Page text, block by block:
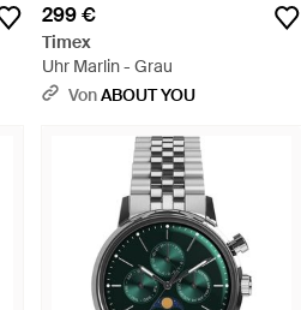
299 €
Timex
Uhr Marlin - Grau
VonABOUT YOU